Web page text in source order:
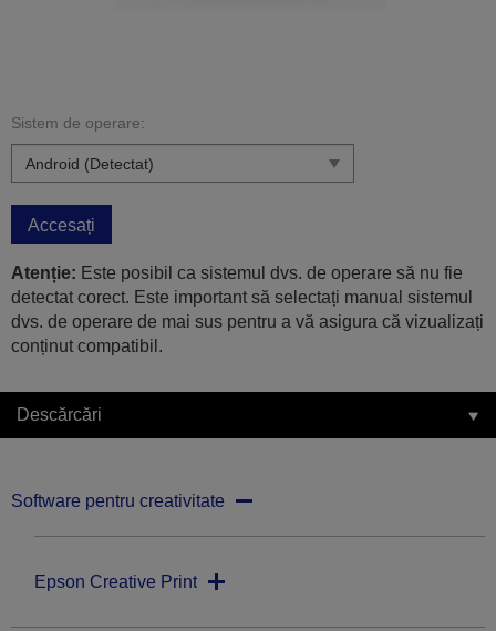
Sistem de operare:
Accesați
Atenție: Este posibil ca sistemul dvs. de operare să nu fie
detectat corect. Este important să selectați manual sistemul
dvs. de operare de mai sus pentru a vă asigura că vizualizați
conținut compatibil.
Descărcări
Software pentru creativitate
Epson Creative Print